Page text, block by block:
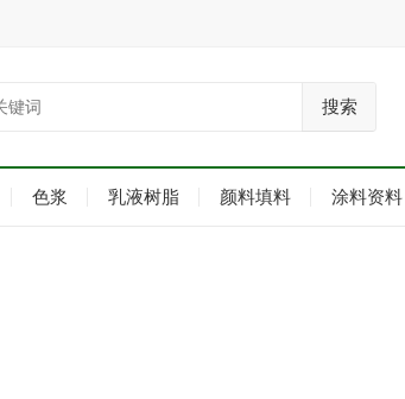
搜索
色浆 乳液树脂 颜料填料 涂料资料